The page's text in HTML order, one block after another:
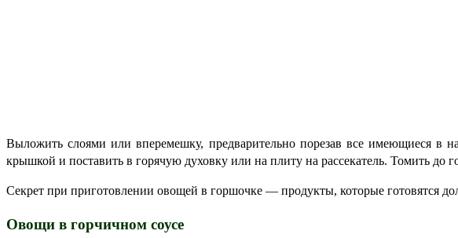
Выложить слоями или вперемешку, предварительно порезав все имеющиеся в
крышкой и поставить в горячую духовку или на плиту на рассекатель. Томить до
Секрет при приготовлении овощей в горшочке — продукты, которые готовятся
Овощи в горчичном соусе